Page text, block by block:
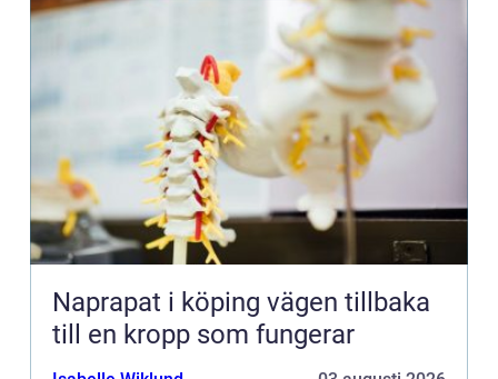
Naprapat i köping vägen tillbaka
till en kropp som fungerar